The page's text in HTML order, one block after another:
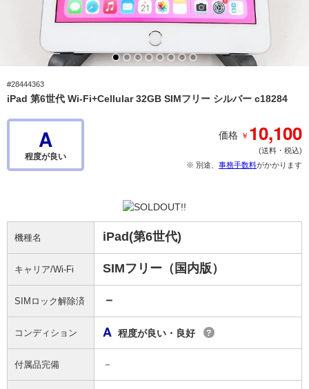
#28444363
iPad 第6世代 Wi-Fi+Cellular 32GB SIMフリー シルバー c18284
A
程度が良い
価格 ￥ 10,100
(送料・税込)
※ 別途、 事務手数料がかかります
機種名 iPad(第6世代)
キャリア/Wi-Fi SIMフリー（国内版）
SIMロック解除済 －
コンディション A 程度が良い・良好 ?
付属品完備 －